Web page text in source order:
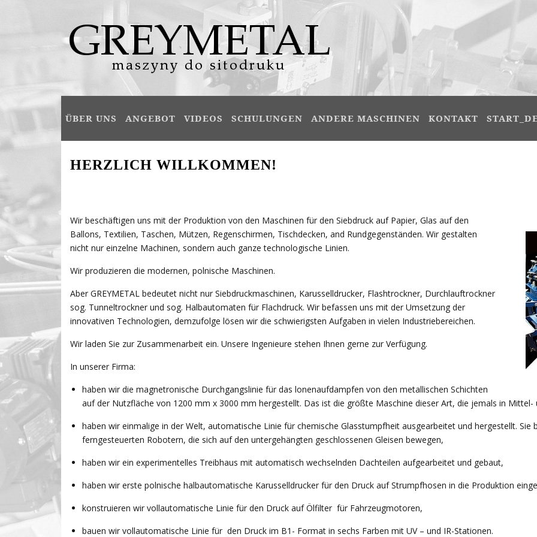
ÜBER UNS ANGEBOT VIDEOS SCHULUNGEN ANDERE MASCHINEN KONTAKT
HERZLICH WILLKOMMEN!
Wir beschäftigen uns mit der Produktion von den Maschinen für den Siebdruck auf Papier, Glas auf den
Ballons, Textilien, Taschen, Mützen, Regenschirmen, Tischdecken, and Rundgegenständen. Wir gestalten
nicht nur einzelne Machinen, sondern auch ganze technologische Linien.
Wir produzieren die modernen, polnische Maschinen.
Aber GREYMETAL bedeutet nicht nur Siebdruckmaschinen, Karusselldrucker, Flashtrockner, Durchlauftrockner
sog. Tunneltrockner und sog. Halbautomaten für Flachdruck. Wir befassen uns mit der Umsetzung der
innovativen Technologien, demzufolge lösen wir die schwierigsten Aufgaben in vielen Industriebereichen.
Wir laden Sie zur Zusammenarbeit ein. Unsere Ingenieure stehen Ihnen gerne zur Verfügung.
In unserer Firma:
haben wir die magnetronische Durchgangslinie für das lonenaufdampfen von den metallischen Schichten
auf der Nutzfläche von 1200 mm x 3000 mm hergestellt. Das ist die größte Maschine dieser Art, die jemals in
haben wir einmalige in der Welt, automatische Linie für chemische Glasstumpfheit ausgearbeitet und hergestellt. Sie
ferngesteuerten Robotern, die sich auf den untergehängten geschlossenen Gleisen bewegen,
haben wir ein experimentelles Treibhaus mit automatisch wechselnden Dachteilen aufgearbeitet und gebaut,
haben wir erste polnische halbautomatische Karusselldrucker für den Druck auf Strumpfhosen in die Produktion
konstruieren wir vollautomatische Linie für den Druck auf Ölfilter für Fahrzeugmotoren,
bauen wir vollautomatische Linie für den Druck im B1- Format in sechs Farben mit UV – und IR-Stationen.